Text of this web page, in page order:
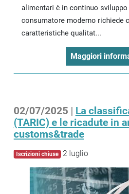
alimentari è in continuo sviluppo
consumatore moderno richiede
caratteristiche qualitat...
Maggiori
02/07/2025 | La
(TARIC) e le ricadute in
customs&trade
Iscrizioni chiuse 2 luglio